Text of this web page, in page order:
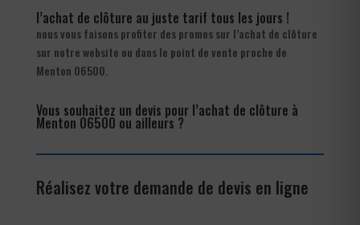
l’achat de clôture au juste tarif tous les jours !
nous vous faisons profiter des promos sur l’achat de clôture
sur notre website ou dans le point de vente proche de
Menton 06500.
Vous souhaitez un devis pour l’achat de clôture à
Menton 06500 ou ailleurs ?
Réalisez votre demande de devis en ligne